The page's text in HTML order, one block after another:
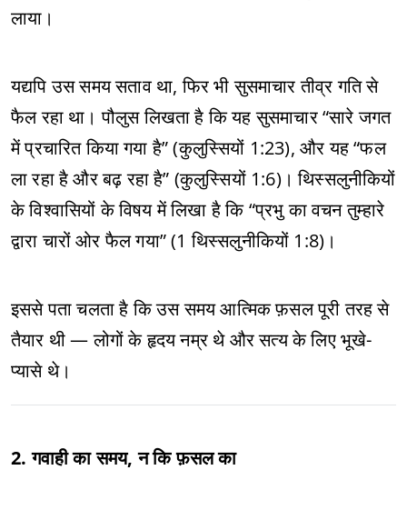
लाया।
यद्यपि उस समय सताव था, फिर भी सुसमाचार तीव्र गति से
फैल रहा था। पौलुस लिखता है कि यह सुसमाचार “सारे जगत
में प्रचारित किया गया है” (कुलुस्सियों 1:23), और यह “फल
ला रहा है और बढ़ रहा है” (कुलुस्सियों 1:6)। थिस्सलुनीकियों
के विश्वासियों के विषय में लिखा है कि “प्रभु का वचन तुम्हारे
द्वारा चारों ओर फैल गया” (1 थिस्सलुनीकियों 1:8)।
इससे पता चलता है कि उस समय आत्मिक फ़सल पूरी तरह से
तैयार थी — लोगों के हृदय नम्र थे और सत्य के लिए भूखे-
प्यासे थे।
2. गवाही का समय, न कि फ़सल का